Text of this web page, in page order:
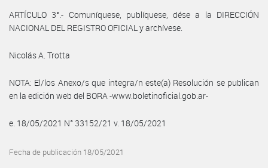
ARTÍCULO 3°.- Comuníquese, publíquese, dése a la DIRECCIÓN
NACIONAL DEL REGISTRO OFICIAL y archívese.
Nicolás A. Trotta
NOTA: El/los Anexo/s que integra/n este(a) Resolución se publican
en la edición web del BORA -www.boletinoficial.gob.ar-
e. 18/05/2021 N° 33152/21 v. 18/05/2021
Fecha de publicación 18/05/2021